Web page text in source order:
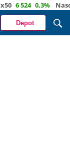
524 0,3% Nasdaq
Depot